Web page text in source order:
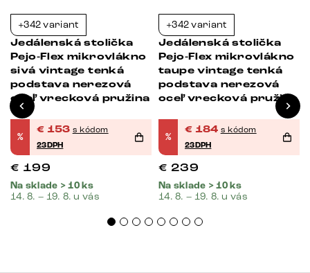
+342 variant
Jedálenská stolička
Pejo-Flex mikrovlákno
sivá vintage tenká
podstava nerezová
oceľ vrecková pružina
%
€ 153 s kódom
23DPH
€ 199
Na sklade > 10 ks
14. 8. – 19. 8. u vás
+342 variant
Jedálenská stolička
Pejo-Flex mikrovlákno
taupe vintage tenká
podstava nerezová
oceľ vrecková pružina
%
€ 184 s kódom
23DPH
€ 239
Na sklade > 10 ks
14. 8. – 19. 8. u vás